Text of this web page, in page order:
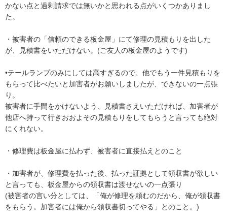
かない点と過剰請求では無いかと思われる点がいくつかありまし
た。
・被害者の「信頼のできる板金屋」にて修理の見積もりを出した
が、見積書をいただけない。(ご友人の板金屋のようです)
•テールランプのみにしては高すぎるので、他でもう一件見積もりを
もらって比べたいと加害者がお願いしましたが、できないの一点張
り。
被害者に手間をかけないよう、見積書さえいただければ、加害者が
他店へ持って行きおおよその見積もりをしてもらうと言っても絶対
にくれない。
・修理費は板金屋に払わず、被害者に直接払えとのこと
・加害者が、修理費を払った後、払った証拠として領収書が欲しい
と言っても、板金屋からの領収書は渡せないの一点張り
(被害者の言い分としては、「俺が修理を頼むのだから、俺が領収書
をもらう。加害者には俺から領収書切ってやる」とのこと。)